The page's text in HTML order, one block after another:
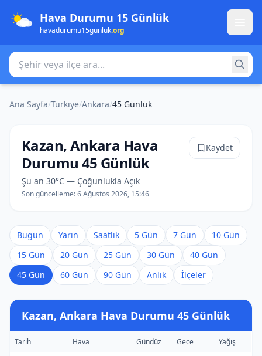
Hava Durumu 15 Günlük
havadurumu15gunluk.org
Şehir veya ilçe ara
Ana Sayfa/Türkiye/Ankara/45 Günlük
Kazan, Ankara Hava
Durumu 45 Günlük
Şu an 30°C — Çoğunlukla Açık
Son güncelleme:6 Ağustos 2026, 15:46
Kaydet
Bugün Yarın Saatlik 5 Gün 7 Gün
10 Gün
15 Gün
20 Gün 25 Gün 30 Gün
40 Gün
45 Gün
60 Gün 90 Gün Anlık İlçeler
Kazan, Ankara Hava Durumu 45 Günlük
Tarih Hava Gündüz Gece Yağış